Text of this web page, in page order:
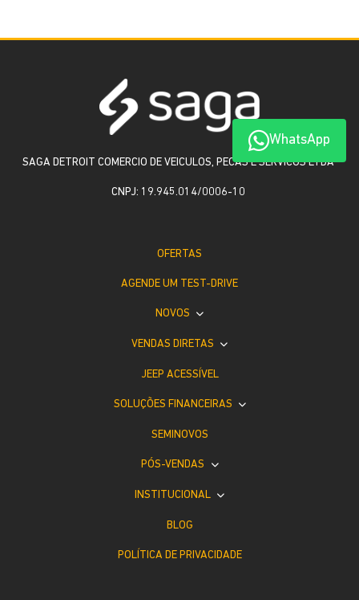
WhatsApp
SAGA DETROIT COMERCIO DE VEICULOS, PECAS E SERVICOS LTDA
CNPJ: 19.945.014/0006-10
OFERTAS
AGENDE UM TEST-DRIVE
NOVOS
VENDAS DIRETAS
JEEP ACESSÍVEL
SOLUÇÕES FINANCEIRAS
SEMINOVOS
PÓS-VENDAS
INSTITUCIONAL
BLOG
POLÍTICA DE PRIVACIDADE